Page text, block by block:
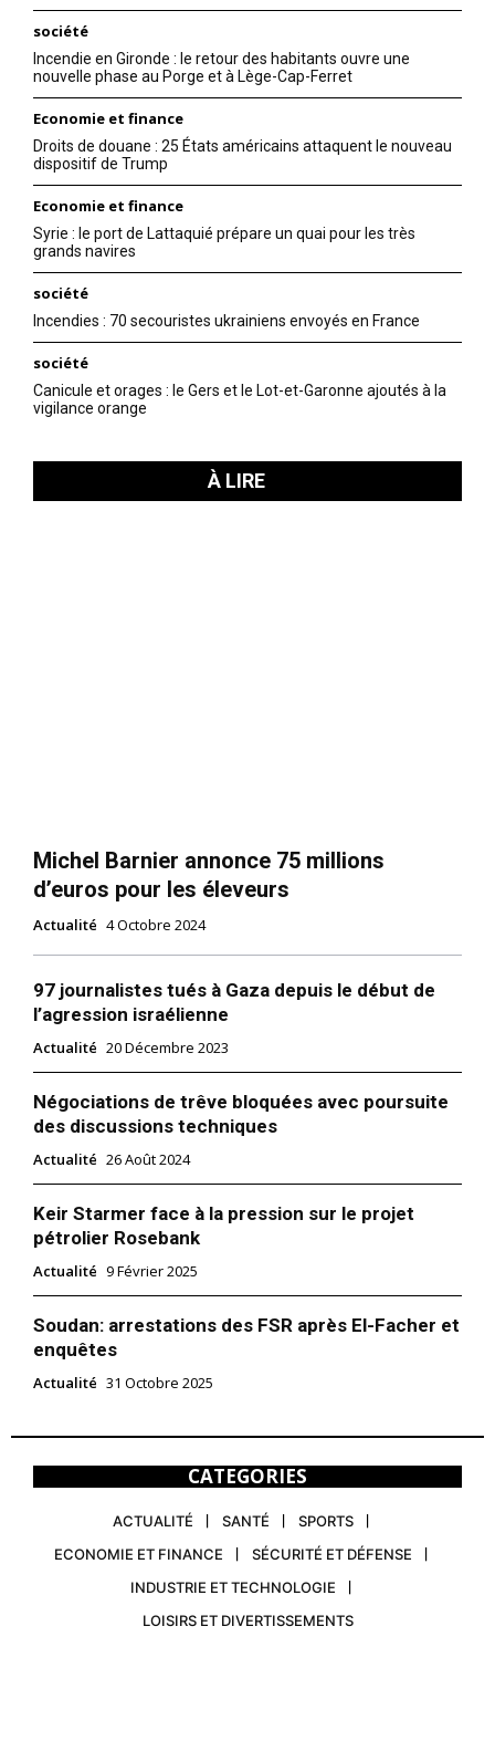
société
Incendie en Gironde : le retour des habitants ouvre une
nouvelle phase au Porge et à Lège-Cap-Ferret
Economie et finance
Droits de douane : 25 États américains attaquent le nouveau
dispositif de Trump
Economie et finance
Syrie : le port de Lattaquié prépare un quai pour les très
grands navires
société
Incendies : 70 secouristes ukrainiens envoyés en France
société
Canicule et orages : le Gers et le Lot-et-Garonne ajoutés à la
vigilance orange
À LIRE
Michel Barnier annonce 75 millions
d’euros pour les éleveurs
Actualité 4 Octobre 2024
97 journalistes tués à Gaza depuis le début de
l’agression israélienne
Actualité 20 Décembre 2023
Négociations de trêve bloquées avec poursuite
des discussions techniques
Actualité 26 Août 2024
Keir Starmer face à la pression sur le projet
pétrolier Rosebank
Actualité 9 Février 2025
Soudan: arrestations des FSR après El-Facher et
enquêtes
Actualité 31 Octobre 2025
CATEGORIES
ACTUALITÉ SANTÉ
SPORTS
ECONOMIE ET FINANCE
SÉCURITÉ ET DÉFENSE
INDUSTRIE ET TECHNOLOGIE
LOISIRS ET DIVERTISSEMENTS